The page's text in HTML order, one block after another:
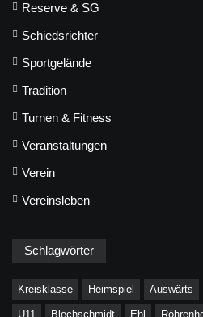
Reserve & SG
Schiedsrichter
Sportgelände
Tradition
Turnen & Fitness
Veranstaltungen
Verein
Vereinsleben
Schlagwörter
Kreisklasse Heimspiel Auswärts
U11 Blechschmidt Ehl